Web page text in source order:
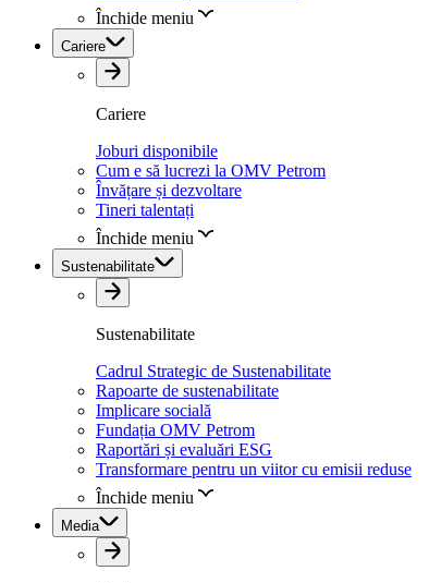
Închide meniu
Cariere
Cariere
Joburi disponibile
Cum e să lucrezi la OMV Petrom
Învățare și dezvoltare
Tineri talentați
Închide meniu
Sustenabilitate
Sustenabilitate
Cadrul Strategic de Sustenabilitate
Rapoarte de sustenabilitate
Implicare socială
Fundația OMV Petrom
Raportări și evaluări ESG
Transformare pentru un viitor cu emisii reduse
Închide meniu
Media